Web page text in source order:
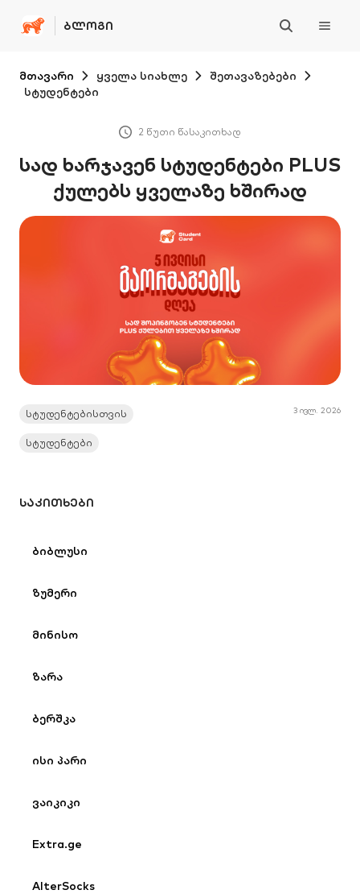
ᲑᲚᲝᲒᲘ
მთავარი ყველა სიახლე
შეთავაზებები
სტუდენტები
2 წუთი წასაკითხად
სად ხარჯავენ სტუდენტები PLUS
ქულებს ყველაზე ხშირად
სტუდენტებისთვის
სტუდენტები
3 ივლ. 2026
ᲡᲐᲙᲘᲗᲮᲔᲑᲘ
ბიბლუსი
ზუმერი
მინისო
ზარა
ბერშკა
ისი პარი
ვაიკიკი
Extra.ge
AlterSocks